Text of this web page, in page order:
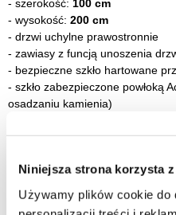
Niniejsza strona korzysta
Używamy plików cookie do
- szerokość: 100 cm
- wysokość: 200 cm
- drzwi uchylne prawostronnie
- zawiasy z funcją unoszenia
- bezpieczne szkło hartowane
- szkło zabezpieczone powłoką
osadzaniu kamienia)
-drzwi przystosowane do
montaż z listwą progową lub
- listwa progowa jest elementem
szczelności, jednak jej montaż